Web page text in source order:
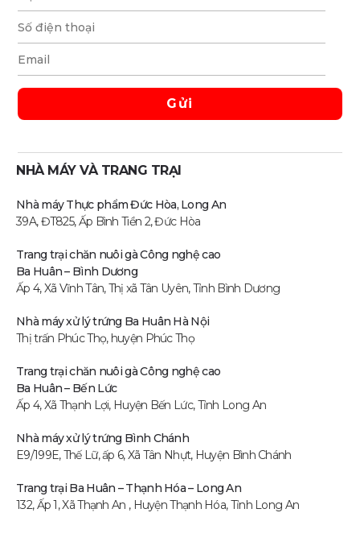
NHÀ MÁY VÀ TRANG TRẠI
Nhà máy Thực phẩm Đức Hòa, Long An
39A, ĐT825, Ấp Bình Tiền 2, Đức Hòa
Trang trại chăn nuôi gà Công nghệ cao
Ba Huân – Bình Dương
Ấp 4, Xã Vĩnh Tân, Thị xã Tân Uyên, Tỉnh Bình Dương
Nhà máy xử lý trứng Ba Huân Hà Nội
Thị trấn Phúc Thọ, huyện Phúc Thọ
Trang trại chăn nuôi gà Công nghệ cao
Ba Huân – Bến Lức
Ấp 4, Xã Thạnh Lợi, Huyện Bến Lức, Tỉnh Long An
Nhà máy xử lý trứng Bình Chánh
E9/199E, Thế Lữ, ấp 6, Xã Tân Nhựt, Huyện Bình Chánh
Trang trại Ba Huân – Thạnh Hóa – Long An
132, Ấp 1, Xã Thạnh An , Huyện Thạnh Hóa, Tỉnh Long An